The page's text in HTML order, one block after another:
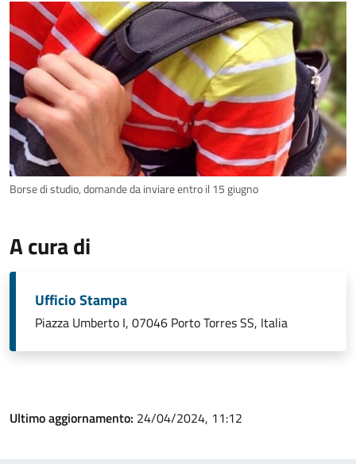
Borse di studio, domande da inviare entro il 15 giugno
A cura di
Ufficio Stampa
Piazza Umberto I, 07046 Porto Torres SS, Italia
Ultimo aggiornamento: 24/04/2024, 11:12